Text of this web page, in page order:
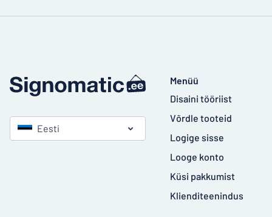
Eesti
Menüü
Disaini tööriist
Võrdle tooteid
Logige sisse
Looge konto
Küsi pakkumist
Klienditeenindus